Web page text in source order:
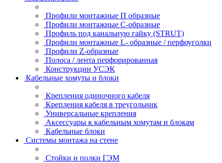
Профили монтажные П образные
Профили монтажные C-образные
Профиль под канальную гайку (STRUT)
Профили монтажные L- образные / перфоуголки
Профили Z-образные
Полоса / лента перфорированная
Конструкции УСЭК
Кабельные хомуты и блоки
Крепления одиночного кабеля
Крепления кабеля в треугольник
Универсальные крепления
Аксессуары к кабельным хомутам и блокам
Кабельные блоки
Системы монтажа на стене
Стойки и полки ГЭМ